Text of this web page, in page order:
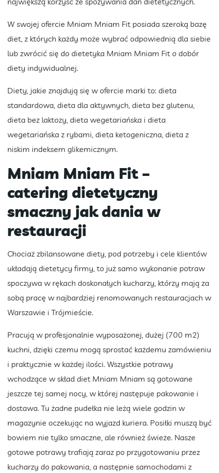
W swojej ofercie Mniam Mniam Fit posiada szeroką bazę
diet, z których każdy może wybrać odpowiednią dla siebie
lub zwrócić się do dietetyka Mniam Mniam Fit o dobór
diety indywidualnej.
Diety, jakie znajdują się w ofercie marki to: dieta
standardowa, dieta dla aktywnych, dieta bez glutenu,
dieta bez laktozy, dieta wegetariańska i dieta
wegetariańska z rybami, dieta ketogeniczna, dieta z
niskim indeksem glikemicznym.
Mniam Mniam Fit –
catering dietetyczny
smaczny jak dania w
restauracji
Chociaż zbilansowane diety, pod potrzeby i cele klientów
układają dietetycy firmy, to już samo wykonanie potraw
spoczywa w rękach doskonałych kucharzy, którzy mają za
sobą pracę w najbardziej renomowanych restauracjach w
Warszawie i Trójmieście.
Pracują w profesjonalnie wyposażonej, dużej (700 m2)
kuchni, dzięki czemu mogą sprostać każdemu zamówieniu
i praktycznie w każdej ilości. Wszystkie potrawy
wchodzące w skład diet Mniam Mniam są gotowane
jeszcze tej samej nocy, w której następuje pakowanie i
dostawa. Tu żadne pudełka nie leżą wiele godzin w
magazynie oczekując na wyjazd kuriera. Posiłki muszą być
bowiem nie tylko smaczne, ale również świeże. Nasze
gotowe potrawy trafiają zaraz po przygotowaniu przez
kucharzy do pakowania, a następnie samochodami z